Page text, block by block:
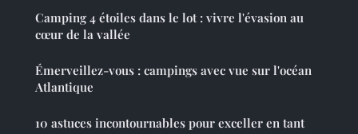
Camping 4 étoiles dans le lot : vivre l'évasion au
cœur de la vallée
Émerveillez-vous : campings avec vue sur l'océan
Atlantique
10 astuces incontournables pour exceller en tant